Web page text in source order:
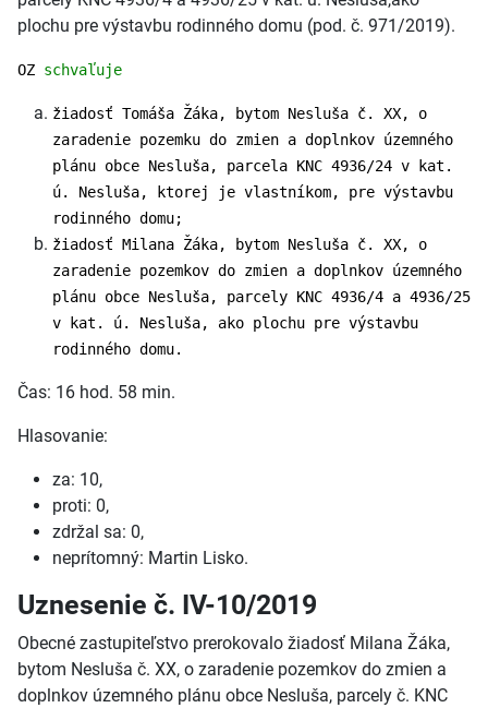
plochu pre výstavbu rodinného domu (pod. č. 971/2019).
OZ schvaľuje
žiadosť Tomáša Žáka, bytom Nesluša č. XX, o
zaradenie pozemku do zmien a doplnkov územného
plánu obce Nesluša, parcela KNC 4936/24 v kat.
ú. Nesluša, ktorej je vlastníkom, pre výstavbu
rodinného domu;
žiadosť Milana Žáka, bytom Nesluša č. XX, o
zaradenie pozemkov do zmien a doplnkov územného
plánu obce Nesluša, parcely KNC 4936/4 a 4936/25
v kat. ú. Nesluša, ako plochu pre výstavbu
rodinného domu.
Čas: 16 hod. 58 min.
Hlasovanie:
za: 10,
proti: 0,
zdržal sa: 0,
neprítomný: Martin Lisko.
Uznesenie č. IV-10/2019
Obecné zastupiteľstvo prerokovalo žiadosť Milana Žáka,
bytom Nesluša č. XX, o zaradenie pozemkov do zmien a
doplnkov územného plánu obce Nesluša, parcely č. KNC